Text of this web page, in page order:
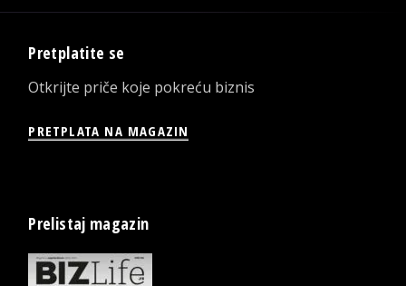
Pretplatite se
Otkrijte priče koje pokreću biznis
PRETPLATA NA MAGAZIN
Prelistaj magazin